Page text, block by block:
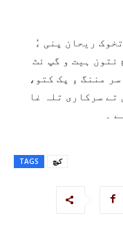
ریحان پنی ءُ
ئتون ہیت و گپ ئٹ
مننگ ءِ پک کتو،
تے سرکاری تلہ غا
۔
TAGS کیچ